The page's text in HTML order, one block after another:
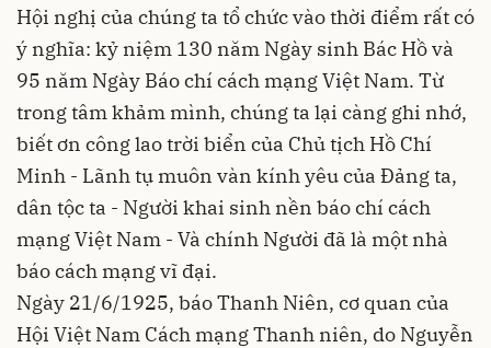
Hội nghị của chúng ta tổ chức vào thời điểm rất có
ý nghĩa: kỷ niệm 130 năm Ngày sinh Bác Hồ và
95 năm Ngày Báo chí cách mạng Việt Nam. Từ
trong tâm khảm mình, chúng ta lại càng ghi nhớ,
biết ơn công lao trời biển của Chủ tịch Hồ Chí
Minh - Lãnh tụ muôn vàn kính yêu của Đảng ta,
dân tộc ta - Người khai sinh nền báo chí cách
mạng Việt Nam - Và chính Người đã là một nhà
báo cách mạng vĩ đại.
Ngày 21/6/1925, báo Thanh Niên, cơ quan của
Hội Việt Nam Cách mạng Thanh niên, do Nguyễn